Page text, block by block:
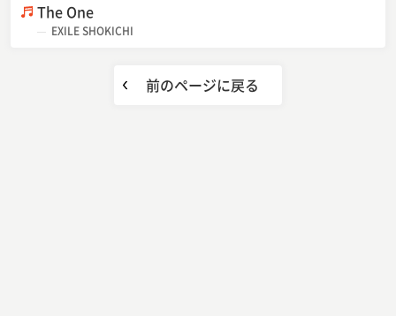
The One
EXILE SHOKICHI
前のページに戻る